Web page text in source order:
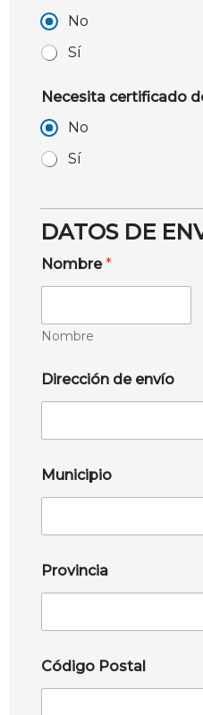
No
Sí
Necesita certificado
No
Sí
DATOS DE
Nombre*
Nombre
Dirección de envío
Municipio
Provincia
Código Postal